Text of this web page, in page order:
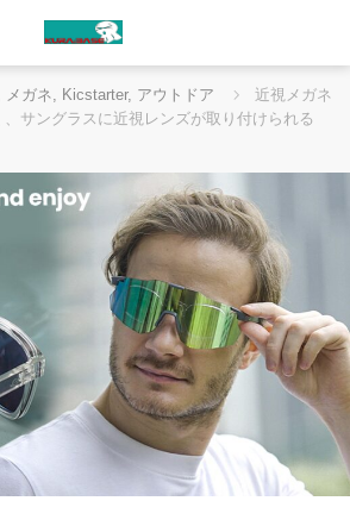
メガネ, Kicstarter, アウトドア
近視メガネ
サングラスに近視レンズが取り付けられる